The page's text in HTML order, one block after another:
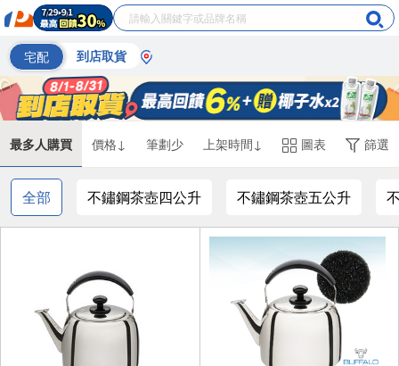
宅配 到店取貨
最多人購買 價格↓ 筆劃少 上架時間↓ 圖表 篩選
全部 不鏽鋼茶壺四公升 不鏽鋼茶壺五公升